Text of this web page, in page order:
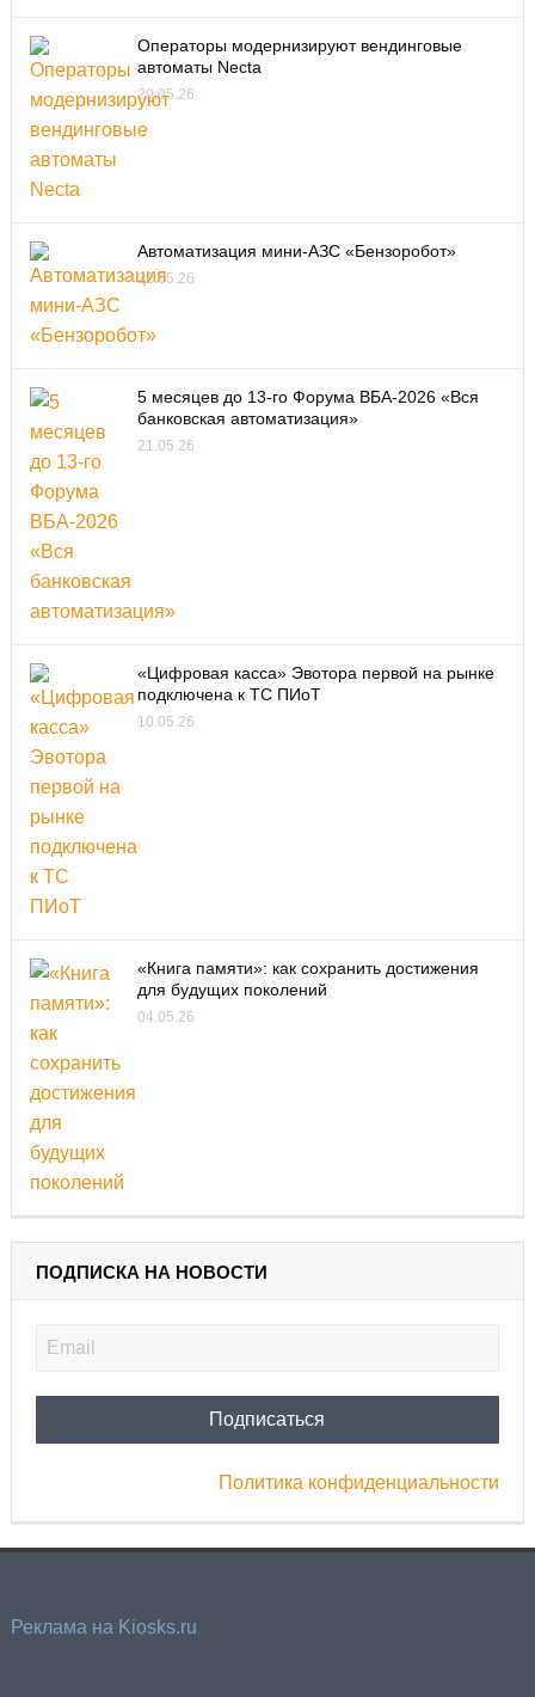
Операторы модернизируют вендинговые
автоматы Necta
29.05.26
Автоматизация мини-АЗС «Бензоробот»
22.05.26
5 месяцев до 13-го Форума ВБА-2026 «Вся
банковская автоматизация»
21.05.26
«Цифровая касса» Эвотора первой на рынке
подключена к ТС ПИоТ
10.05.26
«Книга памяти»: как сохранить достижения
для будущих поколений
04.05.26
ПОДПИСКА НА НОВОСТИ
Политика конфиденциальности
Реклама на Kiosks.ru